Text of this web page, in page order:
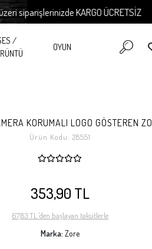
KARGO ÜCRETSİZ
/
OYUN
KORUMALI LOGO GÖSTEREN
Ürün Kodu: 28551
353,90 TL
67,83 TL 'den başlayan taksitlerle
Marka: Zore